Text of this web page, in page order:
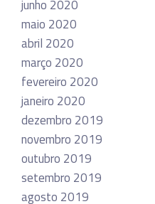
junho 2020
maio 2020
abril 2020
março 2020
fevereiro 2020
janeiro 2020
dezembro 2019
novembro 2019
outubro 2019
setembro 2019
agosto 2019